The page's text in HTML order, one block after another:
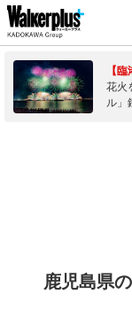
【
花火
ル」
鹿児島県